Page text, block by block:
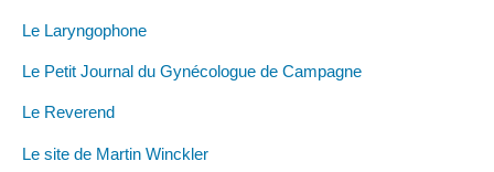
Le Laryngophone
Le Petit Journal du Gynécologue de Campagne
Le Reverend
Le site de Martin Winckler